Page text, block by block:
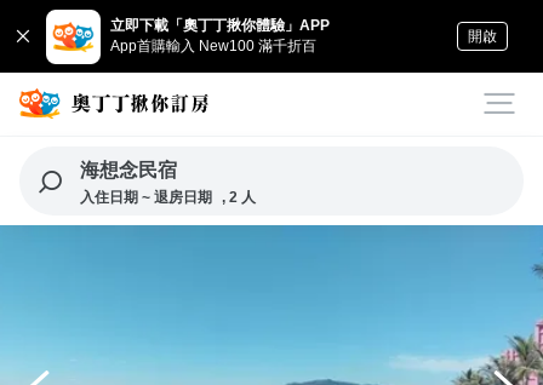
立即下載「奧丁丁揪你體驗」APP
App首購輸入 New100 滿千折百
開啟
海想念民宿
入住日期 ~ 退房日期 , 2 人